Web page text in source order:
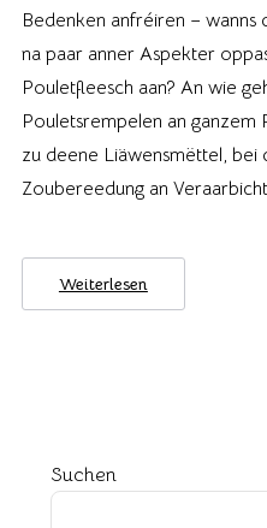
Bedenken anfréiren – wanns
na paar anner Aspekter
Pouletfleesch aan? An wie
Pouletsrempelen an
zu deene Liäwensmëttel,
Zoubereedung an
Weiterlesen
Suchen